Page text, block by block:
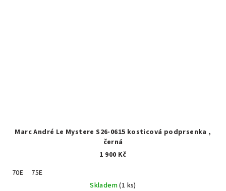
Marc André Le Mystere S26-0615 kosticová podprsenka ,
černá
1 900 Kč
70E
75E
Skladem(1 ks)